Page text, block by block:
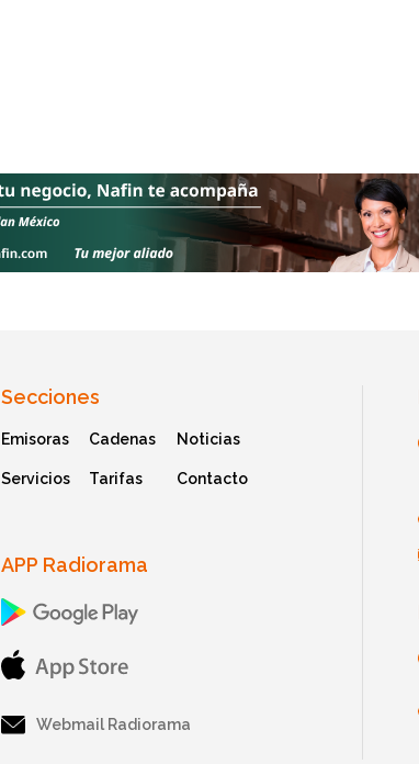
Secciones
Emisoras Cadenas Noticias
Servicios Tarifas Contacto
APP Radiorama
Webmail Radiorama